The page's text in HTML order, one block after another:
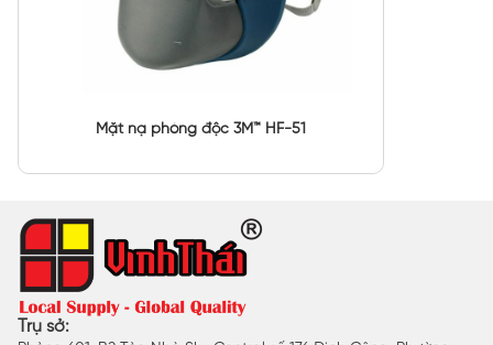
Mặt nạ phòng độc 3M™ HF-51
Trụ sở: